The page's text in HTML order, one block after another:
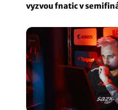
vyzvou fnatic v